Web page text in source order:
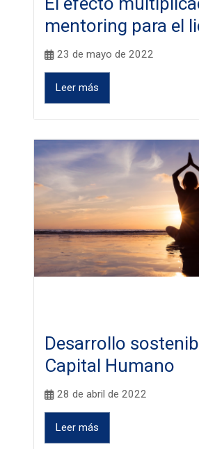
mentoring para el
23 de mayo de 2022
Leer más
Desarrollo
Capital Humano
28 de abril de 2022
Leer más